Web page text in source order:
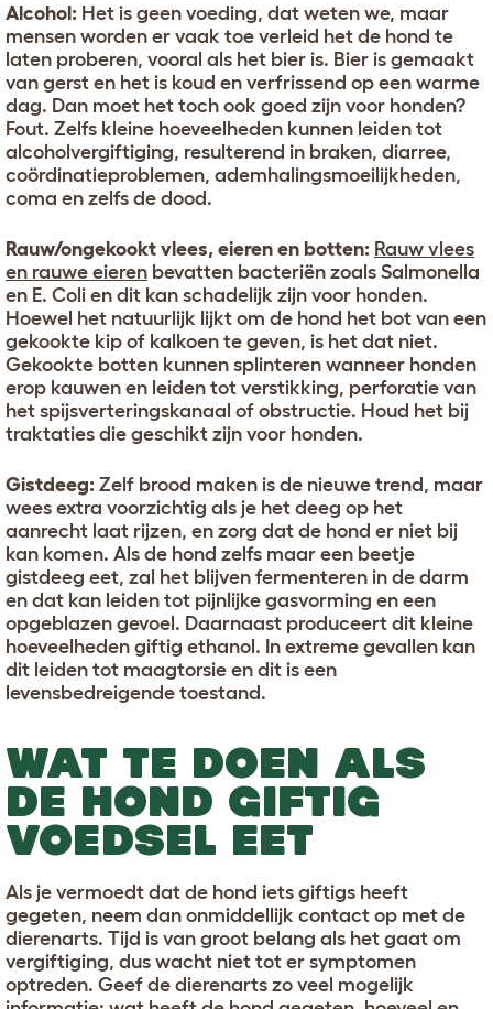
Alcohol: Het is geen voeding, dat weten we, maar
mensen worden er vaak toe verleid het de hond te
laten proberen, vooral als het bier is. Bier is gemaakt
van gerst en het is koud en verfrissend op een warme
dag. Dan moet het toch ook goed zijn voor honden?
Fout. Zelfs kleine hoeveelheden kunnen leiden tot
alcoholvergiftiging, resulterend in braken, diarree,
coördinatieproblemen, ademhalingsmoeilijkheden,
coma en zelfs de dood.
Rauw/ongekookt vlees, eieren en botten: Rauw vlees
en rauwe eieren bevatten bacteriën zoals Salmonella
en E. Coli en dit kan schadelijk zijn voor honden.
Hoewel het natuurlijk lijkt om de hond het bot van een
gekookte kip of kalkoen te geven, is het dat niet.
Gekookte botten kunnen splinteren wanneer honden
erop kauwen en leiden tot verstikking, perforatie van
het spijsverteringskanaal of obstructie. Houd het bij
traktaties die geschikt zijn voor honden.
Gistdeeg: Zelf brood maken is de nieuwe trend, maar
wees extra voorzichtig als je het deeg op het
aanrecht laat rijzen, en zorg dat de hond er niet bij
kan komen. Als de hond zelfs maar een beetje
gistdeeg eet, zal het blijven fermenteren in de darm
en dat kan leiden tot pijnlijke gasvorming en een
opgeblazen gevoel. Daarnaast produceert dit kleine
hoeveelheden giftig ethanol. In extreme gevallen kan
dit leiden tot maagtorsie en dit is een
levensbedreigende toestand.
WAT TE DOEN ALS
DE HOND GIFTIG
VOEDSEL EET
Als je vermoedt dat de hond iets giftigs heeft
gegeten, neem dan onmiddellijk contact op met de
dierenarts. Tijd is van groot belang als het gaat om
vergiftiging, dus wacht niet tot er symptomen
optreden. Geef de dierenarts zo veel mogelijk